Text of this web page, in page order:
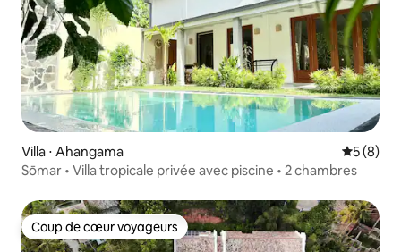
Villa ⋅ Ahangama
5 (8)
Sōmar • Villa tropicale privée avec piscine • 2 chambres
Coup de cœur voyageurs
Coup de cœur voyageurs